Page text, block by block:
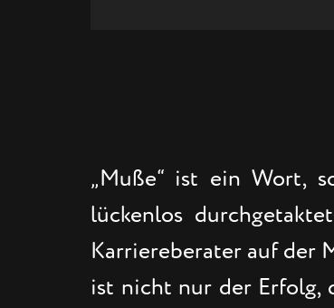
„Muße“ ist ein Wort,
lückenlos
Karriereberater auf der
ist nicht nur der Erfolg,